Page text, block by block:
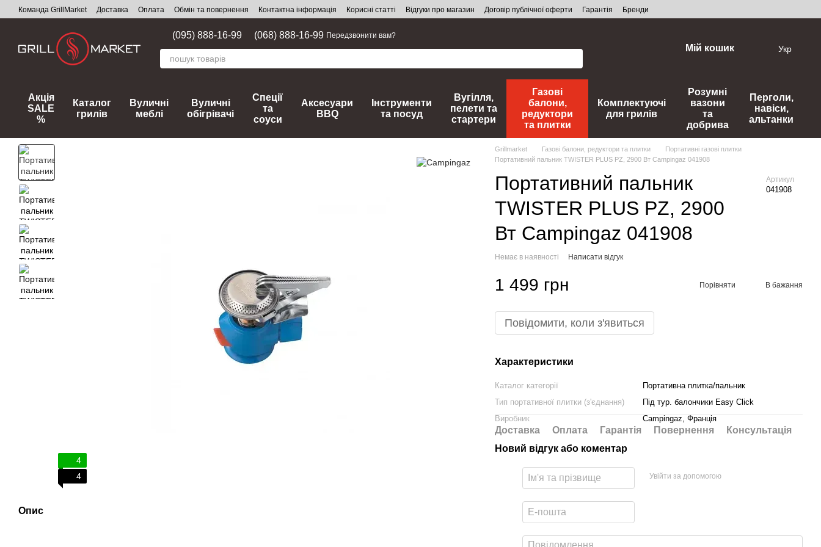
Перейти до основного контенту
Команда GrillMarket Доставка Оплата Обмін та повернення Контактна інформація Корисні статті Відгуки про магазин Договір публічної оферти Гарантія Бренди
(095) 888-16-99 (068) 888-16-99 Передзвонити вам?
Мій кошик Укр
Акція
SALE
%
Каталог
грилів
Вуличні
меблі
Вуличні
обігрівачі
Спеції
та
соуси
Аксесуари
BBQ
Інструменти
та посуд
Вугілля,
пелети та
стартери
Газові
балони,
редуктори
та плитки
Комплектуючі
для грилів
Розумні
вазони
та
добрива
Перголи,
навіси,
альтанки
4
4
Опис
Grillmarket Газові балони, редуктори та плитки
Портативні газові плитки
Портативний пальник TWISTER PLUS PZ, 2900 Вт Campingaz 041908
Портативний пальник
TWISTER PLUS PZ, 2900
Вт Campingaz 041908
Артикул
041908
Немає в наявності Написати відгук
1 499 грн Порівняти В бажання
Повідомити, коли з'явиться
Характеристики
Каталог категорії
Портативна плитка/пальник
Тип портативної плитки (з'єднання)
Під тур. балончики Easy Click
Виробник
Campingaz, Франція
Доставка Оплата Гарантія Повернення
Консультація
Новий відгук або коментар
Увійти за допомогою